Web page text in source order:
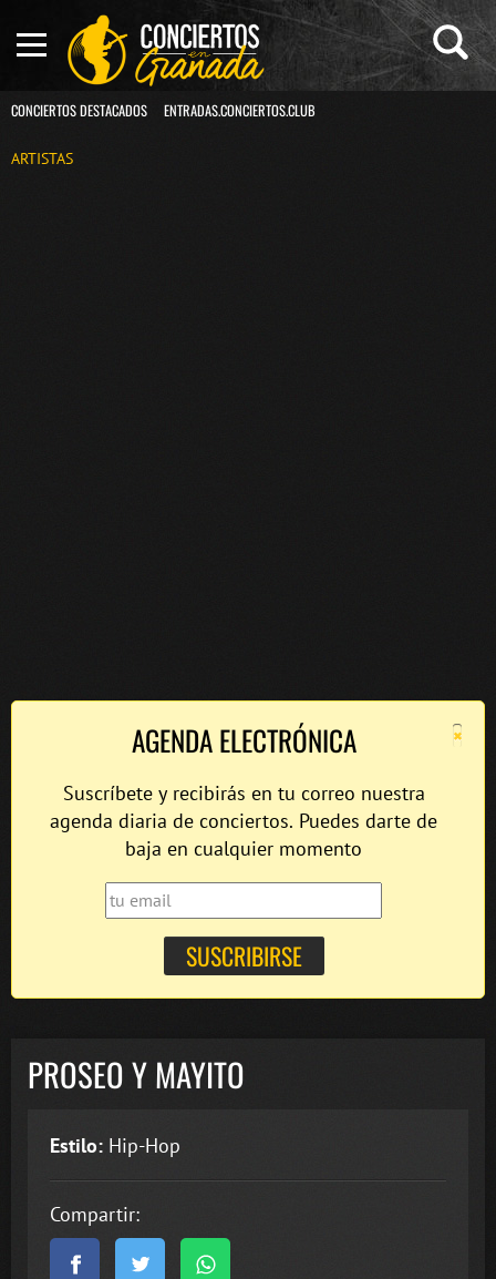
CONCIERTOS DESTACADOS ENTRADAS.CONCIERTOS.CLUB
ARTISTAS
×
AGENDA ELECTRÓNICA
Suscríbete y recibirás en tu correo nuestra
agenda diaria de conciertos. Puedes darte de
baja en cualquier momento
PROSEO Y MAYITO
Estilo: Hip-Hop
Compartir: